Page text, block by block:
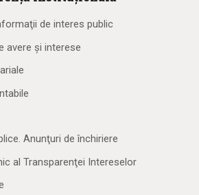
de interes public
avere și interese
Anunţuri de închiriere
al Transparenţei Intereselor